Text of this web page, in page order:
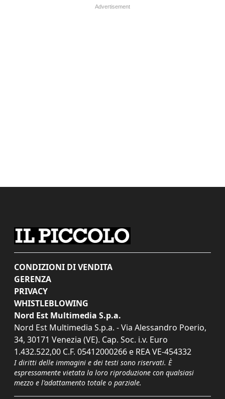
CONDIZIONI DI VENDITA
GERENZA
PRIVACY
WHISTLEBLOWING
Nord Est Multimedia S.p.a.
Nord Est Multimedia S.p.a. - Via Alessandro Poerio,
34, 30171 Venezia (VE). Cap. Soc. i.v. Euro
1.432.522,00 C.F. 05412000266 e REA VE-454332
I diritti delle immagini e dei testi sono riservati. È
espressamente vietata la loro riproduzione con qualsiasi
mezzo e l'adattamento totale o parziale.